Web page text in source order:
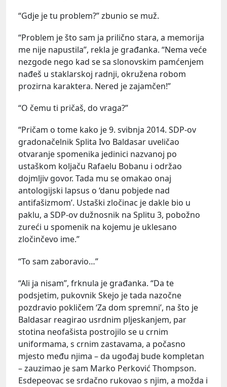
“Gdje je tu problem?” zbunio se muž.
“Problem je što sam ja prilično stara, a memorija
me nije napustila”, rekla je građanka. “Nema veće
nezgode nego kad se sa slonovskim pamćenjem
nađeš u staklarskoj radnji, okružena robom
prozirna karaktera. Nered je zajamčen!”
“O čemu ti pričaš, do vraga?”
“Pričam o tome kako je 9. svibnja 2014. SDP-ov
gradonačelnik Splita Ivo Baldasar uveličao
otvaranje spomenika jedinici nazvanoj po
ustaškom koljaču Rafaelu Bobanu i održao
dojmljiv govor. Tada mu se omakao onaj
antologijski lapsus o ‘danu pobjede nad
antifašizmom’. Ustaški zločinac je dakle bio u
paklu, a SDP-ov dužnosnik na Splitu 3, pobožno
zureći u spomenik na kojemu je uklesano
zločinčevo ime.”
“To sam zaboravio…”
“Ali ja nisam”, frknula je građanka. “Da te
podsjetim, pukovnik Skejo je tada nazočne
pozdravio pokličem ‘Za dom spremni’, na što je
Baldasar reagirao usrdnim pljeskanjem, par
stotina neofašista postrojilo se u crnim
uniformama, s crnim zastavama, a počasno
mjesto među njima – da ugođaj bude kompletan
– zauzimao je sam Marko Perković Thompson.
Esdepeovac se srdačno rukovao s njim, a možda i